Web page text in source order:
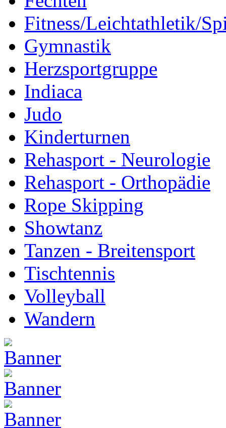
Fitness/Leichtathletik/
Gymnastik
Herzsportgruppe
Indiaca
Judo
Kinderturnen
Rehasport - Neurologie
Rehasport - Orthopädie
Rope Skipping
Showtanz
Tanzen - Breitensport
Tischtennis
Volleyball
Wandern